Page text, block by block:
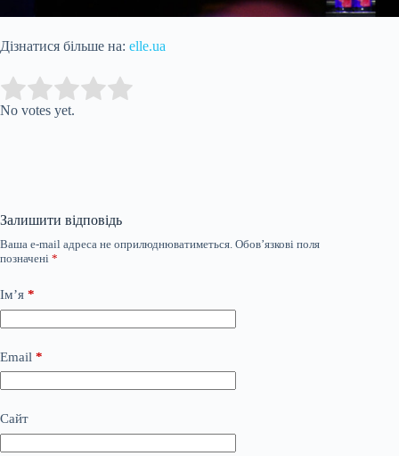
Дізнатися більше на: elle.ua
Rate this item:
No votes yet.
Залишити відповідь
Ваша e-mail адреса не оприлюднюватиметься. Обов’язкові поля
позначені *
Ім’я *
Email *
Сайт